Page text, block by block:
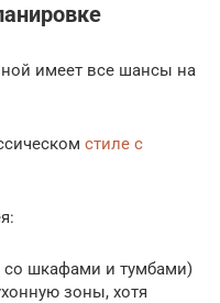
имеет все шансы на
стиле с
со шкафами и тумбами)
зоны, хотя